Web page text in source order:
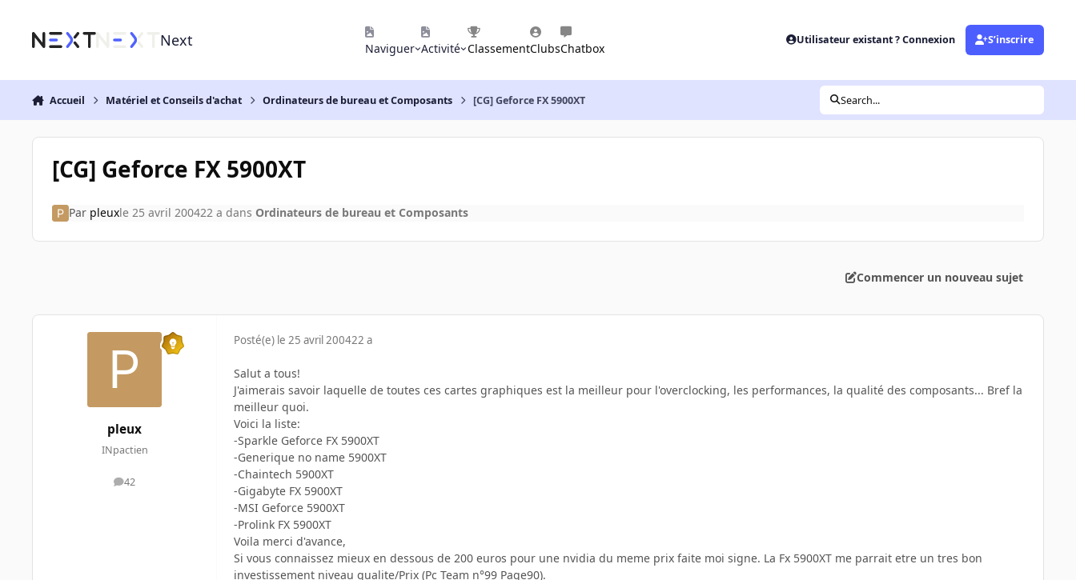
Next Naviguer Activité ClassementClubsChatbox
Utilisateur existant ? Connexion S’inscrire
Accueil Matériel et Conseils d'achat Ordinateurs de bureau et Composants [CG] Geforce FX 5900XT Search...
[CG] Geforce FX 5900XT
Par pleuxle 25 avril 200422 a dans Ordinateurs de bureau et Composants
Commencer un nouveau sujet
pleux
INpactien
42
messages
Posté(e) le 25 avril 200422 a
Salut a tous!
J'aimerais savoir laquelle de toutes ces cartes graphiques est la meilleur pour l'overclocking, les performances, la qualité des composants... Bref la
meilleur quoi.
Voici la liste:
-Sparkle Geforce FX 5900XT
-Generique no name 5900XT
-Chaintech 5900XT
-Gigabyte FX 5900XT
-MSI Geforce 5900XT
-Prolink FX 5900XT
Voila merci d'avance,
Si vous connaissez mieux en dessous de 200 euros pour une nvidia du meme prix faite moi signe. La Fx 5900XT me parrait etre un tres bon
investissement niveau qualite/Prix (Pc Team n°99 Page90).